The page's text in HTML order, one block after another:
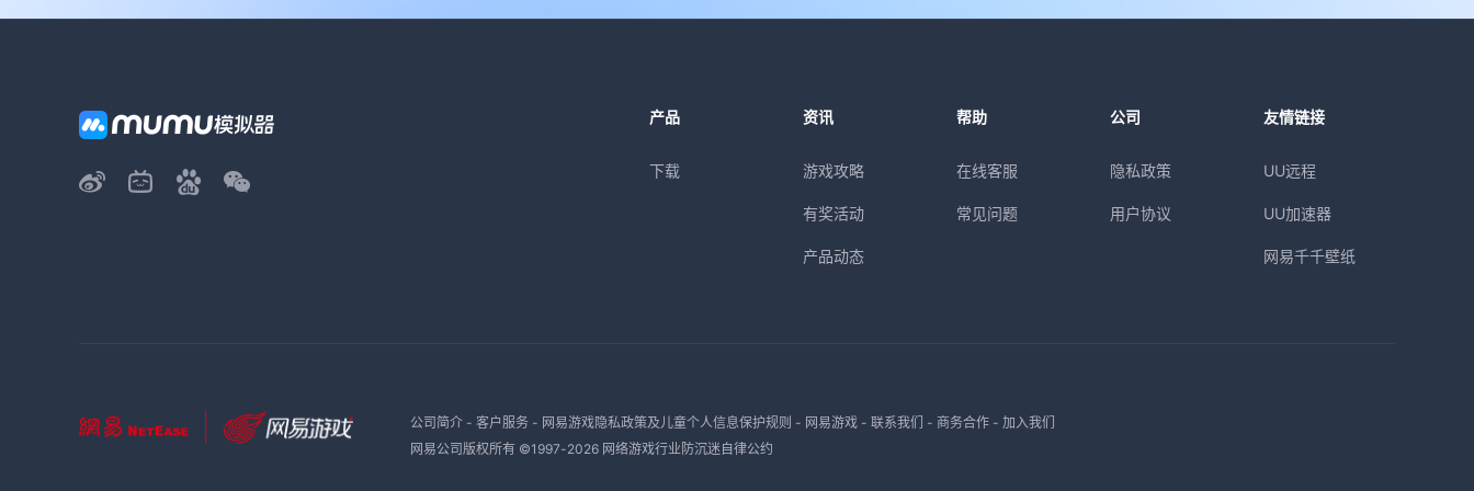
产品
下载
资讯
游戏攻略
有奖活动
产品动态
帮助
在线客服
常见问题
公司
隐私政策
用户协议
友情链接
UU远程
UU加速器
网易千千壁纸
公司简介- 客户服务- 网易游戏隐私政策及儿童个人信息保护规则 - 网易游戏- 联系我们 - 商务合作- 加入我们
网易公司版权所有 ©1997-2026 网络游戏行业防沉迷自律公约